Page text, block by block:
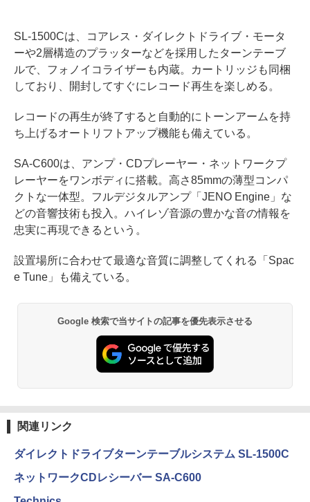
SL-1500Cは、コアレス・ダイレクトドライブ・モータ
ーや2層構造のプラッターなどを採用したターンテーブ
ルで、フォノイコライザーも内蔵。カートリッジも同梱
しており、開封してすぐにレコード再生を楽しめる。
レコードの再生が終了すると自動的にトーンアームを持
ち上げるオートリフトアップ機能も備えている。
SA-C600は、アンプ・CDプレーヤー・ネットワークプ
レーヤーをワンボディに搭載。高さ85mmの薄型コンパ
クトな一体型。フルデジタルアンプ「JENO Engine」な
どの音響技術も投入。ハイレゾ音源の豊かな音の情報を
忠実に再現できるという。
設置場所に合わせて最適な音質に調整してくれる「Spac
e Tune」も備えている。
Google 検索で当サイトの記事を優先表示させる
関連リンク
ダイレクトドライブターンテーブルシステム SL-1500C
ネットワークCDレシーバー SA-C600